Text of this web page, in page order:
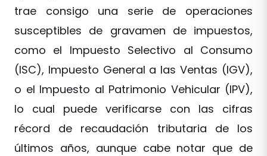
trae consigo una serie de operaciones
susceptibles de gravamen de impuestos,
como el Impuesto Selectivo al Consumo
(ISC), Impuesto General a las Ventas (IGV),
o el Impuesto al Patrimonio Vehicular (IPV),
lo cual puede verificarse con las cifras
récord de recaudación tributaria de los
últimos años, aunque cabe notar que de